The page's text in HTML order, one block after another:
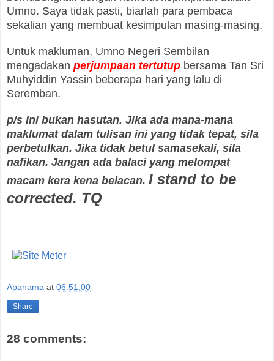
Umno. Saya tidak pasti, biarlah para pembaca
sekalian yang membuat kesimpulan masing-masing.
Untuk makluman, Umno Negeri Sembilan
mengadakan perjumpaan tertutup bersama Tan Sri
Muhyiddin Yassin beberapa hari yang lalu di
Seremban.
p/s Ini bukan hasutan. Jika ada mana-mana
maklumat dalam tulisan ini yang tidak tepat, sila
perbetulkan. Jika tidak betul samasekali, sila
nafikan. Jangan ada balaci yang melompat
macam kera kena belacan. I stand to be
corrected. TQ
Apanama at 06:51:00
Share
28 comments: